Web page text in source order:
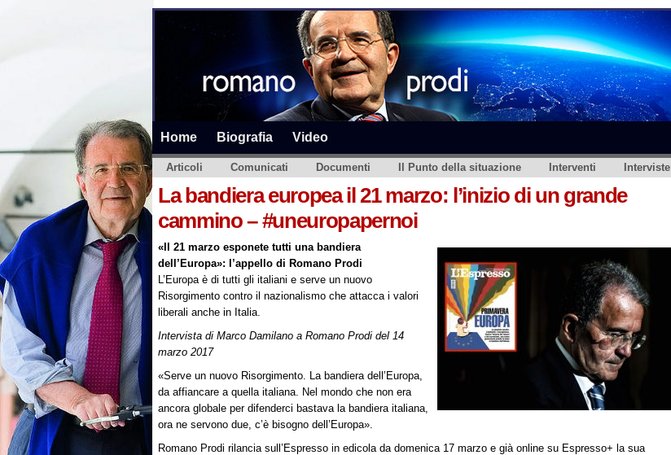
Home Biografia Video
Articoli Comunicati Documenti Il Punto della situazione Interventi Interviste
La bandiera europea il 21 marzo: l’inizio di un grande
cammino – #uneuropapernoi
«Il 21 marzo esponete tutti una bandiera
dell’Europa»: l’appello di Romano Prodi
L’Europa è di tutti gli italiani e serve un nuovo
Risorgimento contro il nazionalismo che attacca i valori
liberali anche in Italia.
Intervista di Marco Damilano a Romano Prodi del 14
marzo 2017
«Serve un nuovo Risorgimento. La bandiera dell’Europa,
da affiancare a quella italiana. Nel mondo che non era
ancora globale per difenderci bastava la bandiera italiana,
ora ne servono due, c’è bisogno dell’Europa».
Romano Prodi rilancia sull’Espresso in edicola da domenica 17 marzo e già online su Espresso+ la sua